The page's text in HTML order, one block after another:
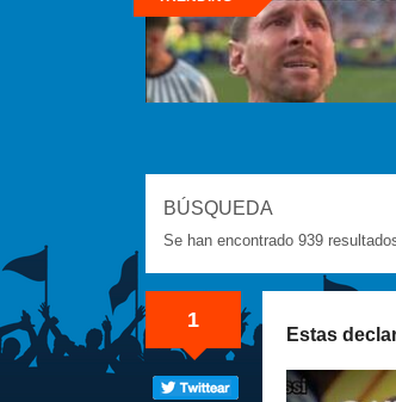
BÚSQUEDA
Se han encontrado 939
1
Estas